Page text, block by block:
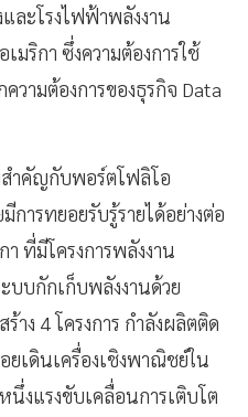
ละโรงไฟฟ้าพลังงาน
มริกา ซึ่งความต้องการใช้
วามต้องการของธุรกิจ Data
ำคัญกับพอร์ตโฟลิโอ
การทยอยรับรู้รายได้อย่างต่อ
า ที่มีโครงการพลังงาน
บบกักเก็บพลังงานด้วย
าง 4 โครงการ กำลังผลิตติด
ยเดินเครื่องเชิงพาณิชย์ใน
งแรงขับเคลื่อนการเติบโต